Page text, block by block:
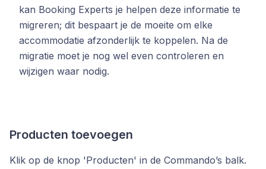
kan Booking Experts je helpen deze informatie te
migreren; dit bespaart je de moeite om elke
accommodatie afzonderlijk te koppelen. Na de
migratie moet je nog wel even controleren en
wijzigen waar nodig.
Producten toevoegen
Klik op de knop 'Producten' in de Commando’s balk.